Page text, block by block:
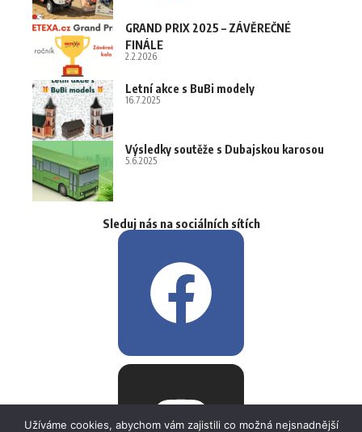
GRAND PRIX 2025 – ZÁVĚREČNÉ
FINÁLE
2.2.2026
Letní akce s BuBi modely
16.7.2025
Výsledky soutěže s Dubajskou karosou
5.6.2025
Sleduj nás na sociálních sítích
Užíváme cookies, abychom vám zajistili co možná nejsnadnější